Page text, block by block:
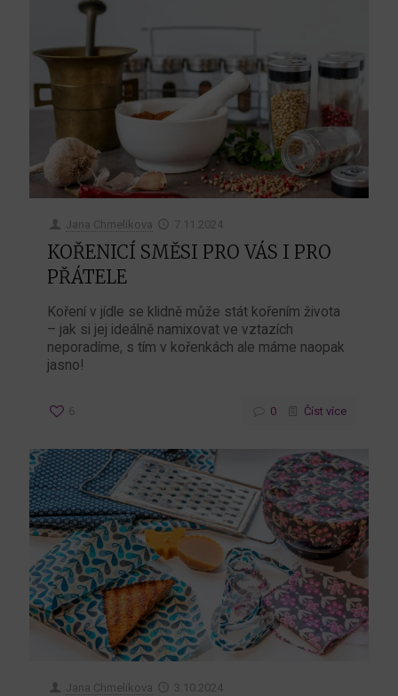
Jana Chmelikova 7.11.2024
KOŘENICÍ SMĚSI PRO VÁS I PRO
PŘÁTELE
Koření v jídle se klidně může stát kořením života
– jak si jej ideálně namixovat ve vztazích
neporadíme, s tím v kořenkách ale máme naopak
jasno!
6 0 Číst více
Jana Chmelikova 3.10.2024